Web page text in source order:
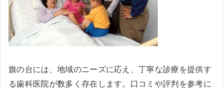
旗の台には、地域のニーズに応え、丁寧な診療を提供す
る歯科医院が数多く存在します。口コミや評判を参考に